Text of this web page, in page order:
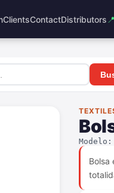
ClientsContactDistributors
Modelo:
Bolsa